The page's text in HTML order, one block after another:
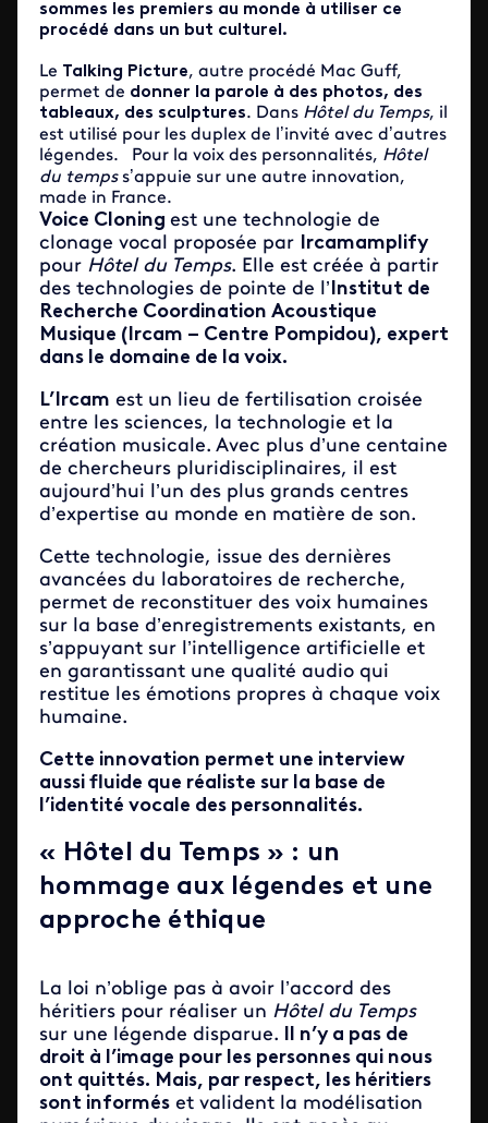
sommes les premiers au monde à utiliser ce
procédé dans un but culturel.
Le Talking Picture, autre procédé Mac Guff,
permet de donner la parole à des photos, des
tableaux, des sculptures. Dans Hôtel du Temps, il
est utilisé pour les duplex de l’invité avec d’autres
légendes. Pour la voix des personnalités, Hôtel
du tempss’appuie sur une autre innovation,
made in France.
Voice Cloning est une technologie de
clonage vocal proposée par Ircamamplify
pour Hôtel du Temps. Elle est créée à partir
des technologies de pointe de l’Institut de
Recherche Coordination Acoustique
Musique (Ircam – Centre Pompidou), expert
dans le domaine de la voix.
L’Ircam est un lieu de fertilisation croisée
entre les sciences, la technologie et la
création musicale. Avec plus d’une centaine
de chercheurs pluridisciplinaires, il est
aujourd’hui l’un des plus grands centres
d’expertise au monde en matière de son.
Cette technologie, issue des dernières
avancées du laboratoires de recherche,
permet de reconstituer des voix humaines
sur la base d’enregistrements existants, en
s’appuyant sur l’intelligence artificielle et
en garantissant une qualité audio qui
restitue les émotions propres à chaque voix
humaine.
Cette innovation permet une interview
aussi fluide que réaliste sur la base de
l’identité vocale des personnalités.
« Hôtel du Temps » : un
hommage aux légendes et une
approche éthique
La loi n’oblige pas à avoir l’accord des
héritiers pour réaliser un Hôtel du Temps
sur une légende disparue. Il n’y a pas de
droit à l’image pour les personnes qui nous
ont quittés. Mais, par respect, les héritiers
sont informés et valident la modélisation